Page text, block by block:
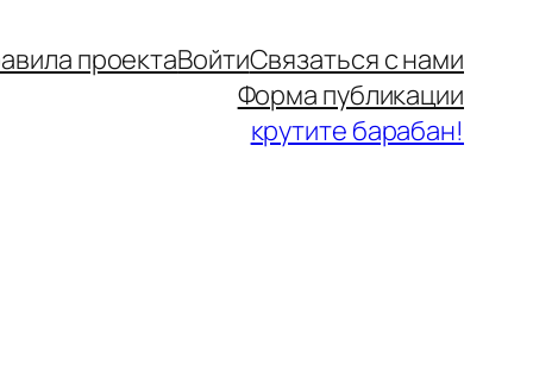
проектаВойтиСвязаться с нами
Форма публикации
крутите барабан!